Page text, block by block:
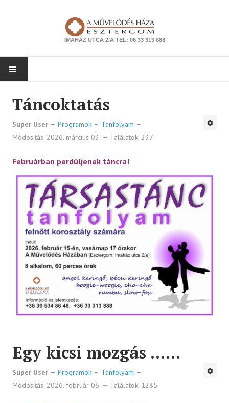
IMAHÁZ UTCA 2/A TEL: 06 33 313 888
PROGRAMOK
Zene
Kiállítás
Tanfolyam
Ismeretterjesztés
Táncos produkció
Vetítés
Egyéb programok
TEREMBÉRLÉS
Klubok, közösségek
Fotográfiai Biennálé
Táncoktatás
Super User Programok
Tanfolyam
Módosítás: 2026. március 03.
Találatok: 237
Februárban perdüljenek táncra!
Egy kicsi mozgás ......
Super User Programok
Tanfolyam
Módosítás: 2026. február 06.
Találatok: 1285